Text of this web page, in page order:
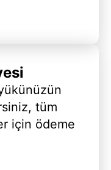
tüm
için ödeme